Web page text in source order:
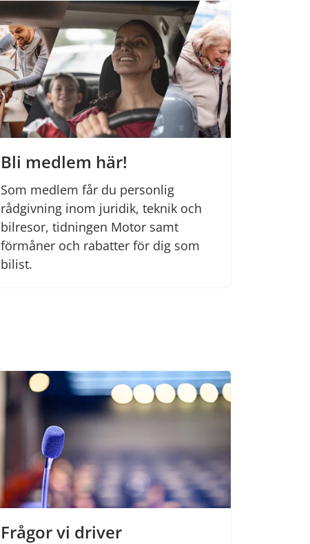
Bli medlem här!
Som medlem får du personlig
rådgivning inom juridik, teknik och
bilresor, tidningen Motor samt
förmåner och rabatter för dig som
bilist.
Frågor vi driver